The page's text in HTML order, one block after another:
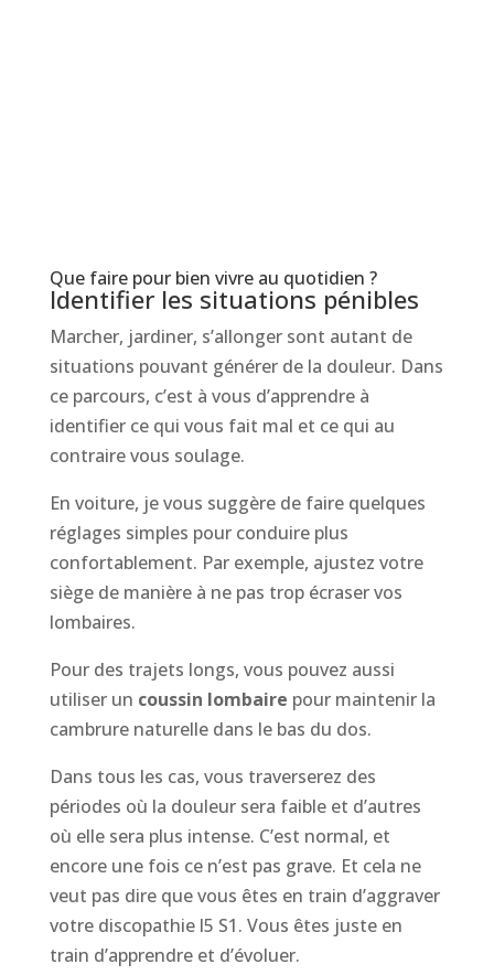
Que faire pour bien vivre au quotidien ?
Identifier les situations pénibles
Marcher, jardiner, s’allonger sont autant de
situations pouvant générer de la douleur. Dans
ce parcours, c’est à vous d’apprendre à
identifier ce qui vous fait mal et ce qui au
contraire vous soulage.
En voiture, je vous suggère de faire quelques
réglages simples pour conduire plus
confortablement. Par exemple, ajustez votre
siège de manière à ne pas trop écraser vos
lombaires.
Pour des trajets longs, vous pouvez aussi
utiliser un coussin lombaire pour maintenir la
cambrure naturelle dans le bas du dos.
Dans tous les cas, vous traverserez des
périodes où la douleur sera faible et d’autres
où elle sera plus intense. C’est normal, et
encore une fois ce n’est pas grave. Et cela ne
veut pas dire que vous êtes en train d’aggraver
votre discopathie l5 S1. Vous êtes juste en
train d’apprendre et d’évoluer.